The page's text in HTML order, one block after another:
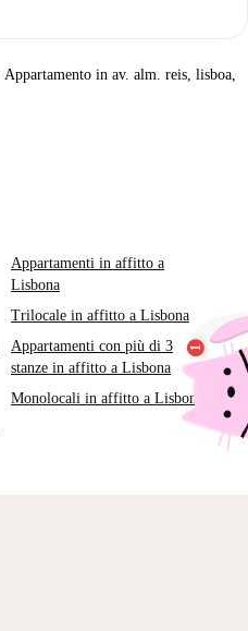
Appartamento in av. alm. reis, lisboa,
Appartamenti in affitto a
Lisbona
Trilocale in affitto a Lisbona
Appartamenti con più di 3
stanze in affitto a Lisbona
Monolocali in affitto a Lisbona